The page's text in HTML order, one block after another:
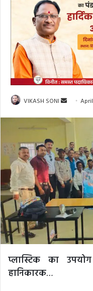
VIKASH SONI
Send
email
प्लास्टिक का
हानिकारक…